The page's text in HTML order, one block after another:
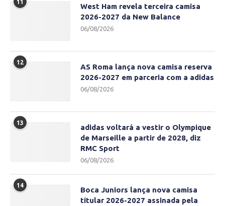
11
West Ham revela terceira camisa
2026-2027 da New Balance
06/08/2026
12
AS Roma lança nova camisa reserva
2026-2027 em parceria com a adidas
06/08/2026
13
adidas voltará a vestir o Olympique
de Marseille a partir de 2028, diz
RMC Sport
06/08/2026
14
Boca Juniors lança nova camisa
titular 2026-2027 assinada pela